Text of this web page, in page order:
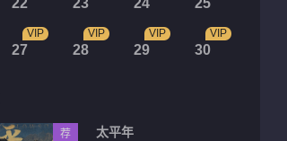
22 23 24 25
27
VIP
28
VIP
29
VIP
30
VIP
荐
太平年